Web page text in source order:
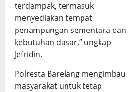
terdampak, termasuk
menyediakan tempat
penampungan sementara dan
kebutuhan dasar,” ungkap
Jefridin.
Polresta Barelang mengimbau
masyarakat untuk tetap